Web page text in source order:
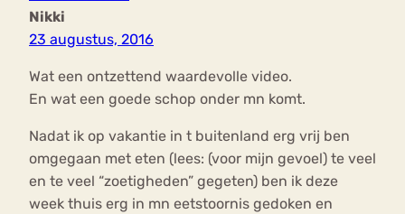
Nikki
23 augustus, 2016
Wat een ontzettend waardevolle video.
En wat een goede schop onder mn komt.
Nadat ik op vakantie in t buitenland erg vrij ben
omgegaan met eten (lees: (voor mijn gevoel) te veel
en te veel “zoetigheden” gegeten) ben ik deze
week thuis erg in mn eetstoornis gedoken en